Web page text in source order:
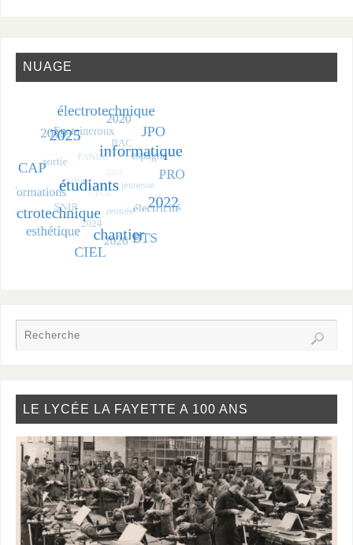
NUAGE
LE LYCÉE LA FAYETTE A 100 ANS